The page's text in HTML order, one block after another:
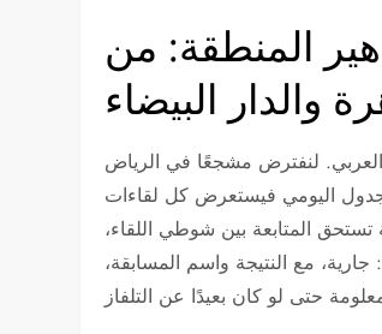
المنطقة: من
والدار البيضاء
العربي. لنفترض مشجعًا في الرياض
اليومي فيستعرض كل لقاءات
المتابعة بين شوطي اللقاء،
مع النتيجة واسم المسابقة،